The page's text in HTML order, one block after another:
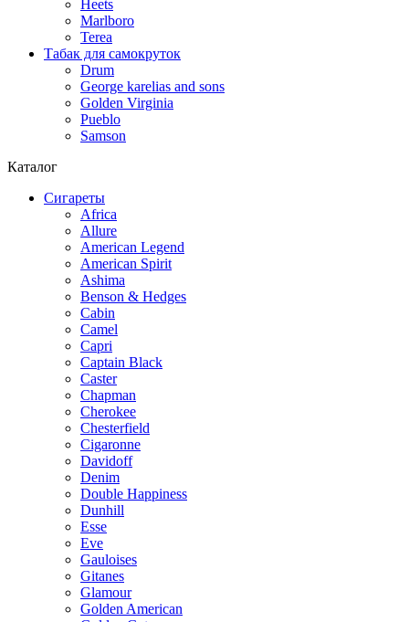
Heets
Marlboro
Terea
Табак для самокруток
Drum
George karelias and sons
Golden Virginia
Pueblo
Samson
Каталог
Сигареты
Africa
Allure
American Legend
American Spirit
Ashima
Benson & Hedges
Cabin
Camel
Capri
Captain Black
Caster
Chapman
Cherokee
Chesterfield
Cigaronne
Davidoff
Denim
Double Happiness
Dunhill
Esse
Eve
Gauloises
Gitanes
Glamour
Golden American